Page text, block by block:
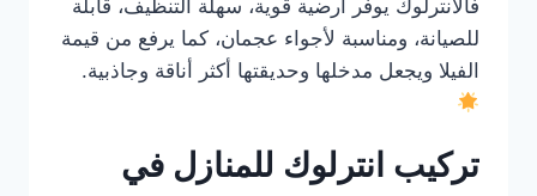
فالانترلوك يوفر أرضية قوية، سهلة التنظيف، قابلة
للصيانة، ومناسبة لأجواء عجمان، كما يرفع من قيمة
الفيلا ويجعل مدخلها وحديقتها أكثر أناقة وجاذبية.
تركيب انترلوك للمنازل في